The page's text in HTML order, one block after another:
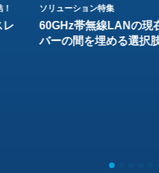
レ
ソリューション特集
60GHz帯無線LANの
バーの間を埋める選択